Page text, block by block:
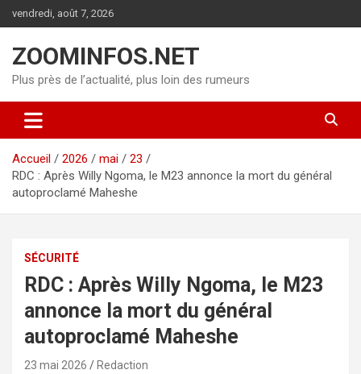
au
vendredi, août 7, 2026
ZOOMINFOS.NET
Plus près de l’actualité, plus loin des rumeurs
Accueil 2026 mai
23
RDC : Après Willy Ngoma, le M23 annonce la mort du général
autoproclamé Maheshe
SÉCURITÉ
RDC : Après Willy Ngoma, le M23
annonce la mort du général
autoproclamé Maheshe
23 mai 2026 Redaction